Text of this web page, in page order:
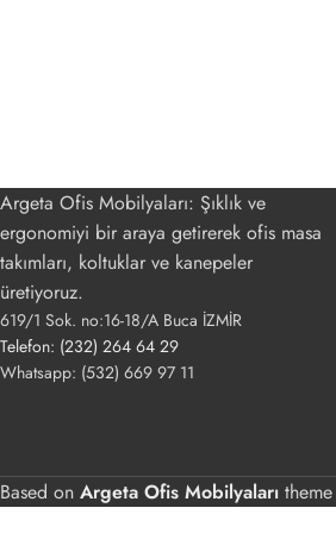
BÜRO ÇALIŞMA
Makam Masaları
Personel Masaları
Argeta Ofis Mobilyaları: Şıklık ve
ergonomiyi bir araya getirerek ofis masa
takımları, koltuklar ve kanepeler
üretiyoruz.
619/1 Sok. no:16-18/A Buca İZMİR
Telefon: (232) 264 64 29
Whatsapp: (532) 669 97 11
Based on Argeta Ofis Mobilyaları theme